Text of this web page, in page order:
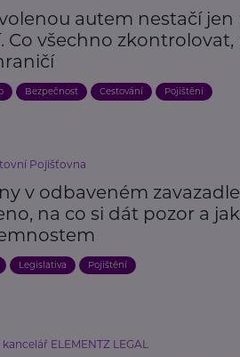
autem nestačí
Co všechno zkontrolovat,
Bezpečnost Cestování Pojištění
Pojišťovna
v odbaveném
na co si dát pozor a
Legislativa Pojištění
ELEMENTZ LEGAL